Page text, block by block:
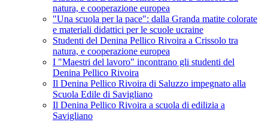
natura, e cooperazione europea
"Una scuola per la pace": dalla Granda matite colorate
e materiali didattici per le scuole ucraine
Studenti del Denina Pellico Rivoira a Crissolo tra
natura, e cooperazione europea
I "Maestri del lavoro" incontrano gli studenti del
Denina Pellico Rivoira
Il Denina Pellico Rivoira di Saluzzo impegnato alla
Scuola Edile di Savigliano
Il Denina Pellico Rivoira a scuola di edilizia a
Savigliano